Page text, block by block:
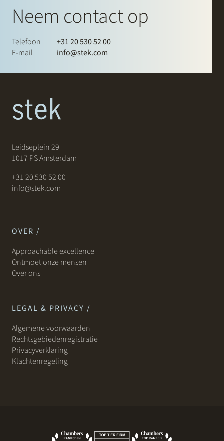
Neem contact op
Telefoon
+31 20 530 52 00
E-mail
info@stek.com
Leidseplein 29
1017 PS Amsterdam
+31 20 530 52 00
info@stek.com
OVER /
Approachable excellence
Ontmoet onze mensen
Over ons
LEGAL & PRIVACY /
Algemene voorwaarden
Rechtsgebiedenregistratie
Privacyverklaring
Klachtenregeling